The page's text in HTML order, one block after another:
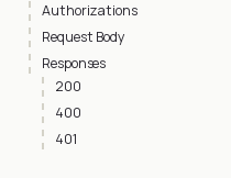
Authorizations
Request Body
Responses
200
400
401